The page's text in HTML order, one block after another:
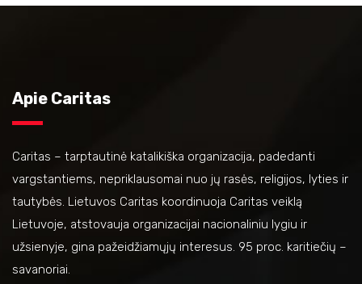
Apie Caritas
Caritas – tarptautinė katalikiška organizacija, padedanti
vargstantiems, nepriklausomai nuo jų rasės, religijos, lyties ir
tautybės. Lietuvos Caritas koordinuoja Caritas veiklą
Lietuvoje, atstovauja organizacijai nacionaliniu lygiu ir
užsienyje, gina pažeidžiamųjų interesus. 95 proc. karitiečių –
savanoriai.